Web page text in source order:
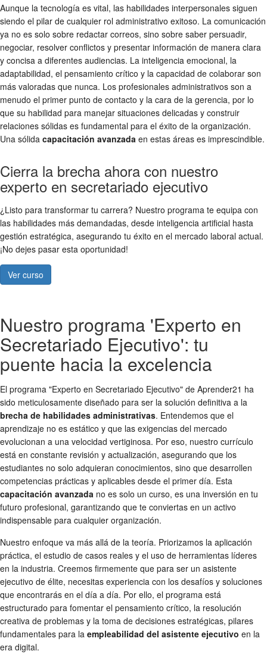
Aunque la tecnología es vital, las habilidades interpersonales siguen
siendo el pilar de cualquier rol administrativo exitoso. La comunicación
ya no es solo sobre redactar correos, sino sobre saber persuadir,
negociar, resolver conflictos y presentar información de manera clara
y concisa a diferentes audiencias. La inteligencia emocional, la
adaptabilidad, el pensamiento crítico y la capacidad de colaborar son
más valoradas que nunca. Los profesionales administrativos son a
menudo el primer punto de contacto y la cara de la gerencia, por lo
que su habilidad para manejar situaciones delicadas y construir
relaciones sólidas es fundamental para el éxito de la organización.
Una sólida capacitación avanzada en estas áreas es imprescindible.
Cierra la brecha ahora con nuestro
experto en secretariado ejecutivo
¿Listo para transformar tu carrera? Nuestro programa te equipa con
las habilidades más demandadas, desde inteligencia artificial hasta
gestión estratégica, asegurando tu éxito en el mercado laboral actual.
¡No dejes pasar esta oportunidad!
Ver curso
Nuestro programa 'Experto en
Secretariado Ejecutivo': tu
puente hacia la excelencia
El programa "Experto en Secretariado Ejecutivo" de Aprender21 ha
sido meticulosamente diseñado para ser la solución definitiva a la
brecha de habilidades administrativas. Entendemos que el
aprendizaje no es estático y que las exigencias del mercado
evolucionan a una velocidad vertiginosa. Por eso, nuestro currículo
está en constante revisión y actualización, asegurando que los
estudiantes no solo adquieran conocimientos, sino que desarrollen
competencias prácticas y aplicables desde el primer día. Esta
capacitación avanzada no es solo un curso, es una inversión en tu
futuro profesional, garantizando que te conviertas en un activo
indispensable para cualquier organización.
Nuestro enfoque va más allá de la teoría. Priorizamos la aplicación
práctica, el estudio de casos reales y el uso de herramientas líderes
en la industria. Creemos firmemente que para ser un asistente
ejecutivo de élite, necesitas experiencia con los desafíos y soluciones
que encontrarás en el día a día. Por ello, el programa está
estructurado para fomentar el pensamiento crítico, la resolución
creativa de problemas y la toma de decisiones estratégicas, pilares
fundamentales para la empleabilidad del asistente ejecutivo en la
era digital.